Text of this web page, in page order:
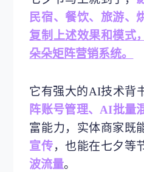
民宿、餐饮、旅游、
复制上述效果和模式
朵朵矩阵营销系统。
它有强大的AI技术背
阵账号管理、AI批量
富能力，实体商家既
宣传，也能在七夕等
波流量。